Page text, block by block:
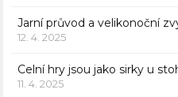
Jarní průvod a velikonoční
12. 4. 2025
Celní hry jsou jako sirky u
11. 4. 2025